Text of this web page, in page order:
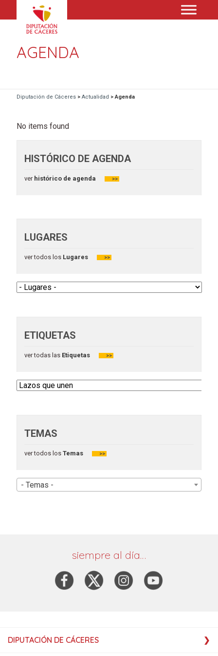
AGENDA
Diputación de Cáceres> Actualidad >Agenda
No items found
HISTÓRICO DE AGENDA
verhistórico de agenda >>
LUGARES
ver todos losLugares >>
ETIQUETAS
ver todas las Etiquetas >>
TEMAS
ver todos los Temas >>
- Temas -
siempre al día…
DIPUTACIÓN DE CÁCERES